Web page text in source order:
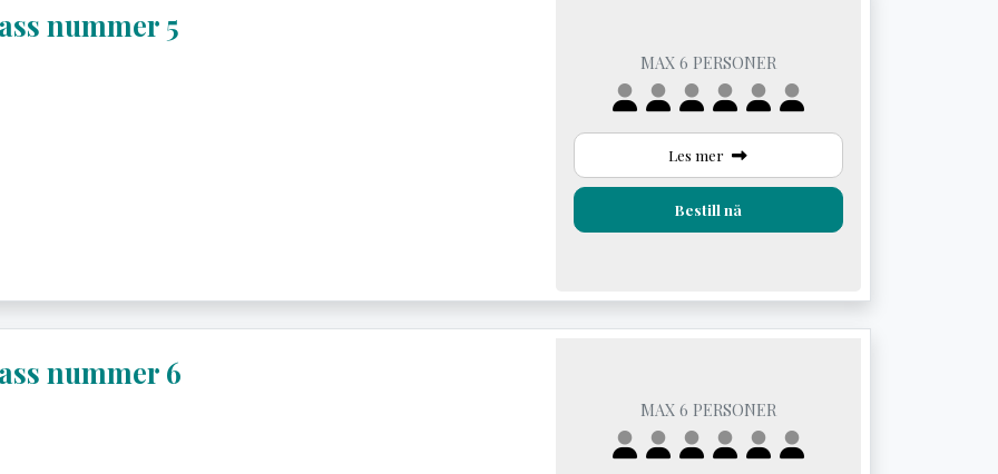
nummer 5
MAX 6 PERSONER
Les mer
Bestill nå
nummer 6
MAX 6 PERSONER